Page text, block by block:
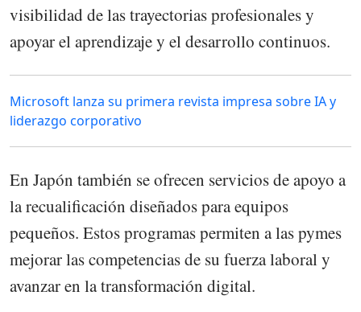
visibilidad de las trayectorias profesionales y
apoyar el aprendizaje y el desarrollo continuos.
Microsoft lanza su primera revista impresa sobre IA y
liderazgo corporativo
En Japón también se ofrecen servicios de apoyo a
la recualificación diseñados para equipos
pequeños. Estos programas permiten a las pymes
mejorar las competencias de su fuerza laboral y
avanzar en la transformación digital.